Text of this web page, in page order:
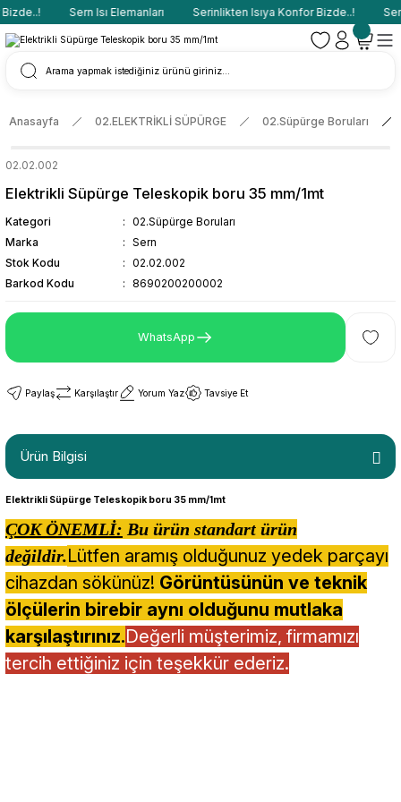
Sern Isı Elemanları Serinlikten Isıya Konfor Bizde..!
Anasayfa 02.ELEKTRİKLİ SÜPÜRGE 02.Süpürge Boruları
02.02.002
Elektrikli Süpürge Teleskopik boru 35 mm/1mt
Kategori
02.Süpürge Boruları
Marka
Sern
Stok Kodu
02.02.002
Barkod Kodu
8690200200002
WhatsApp
Paylaş Karşılaştır Yorum Yaz Tavsiye Et
Ürün Bilgisi
Elektrikli Süpürge Teleskopik boru 35 mm/1mt
ÇOK ÖNEMLİ: Bu ürün standart ürün
değildir.Lütfen aramış olduğunuz yedek parçayı
cihazdan sökünüz! Görüntüsünün ve teknik
ölçülerin birebir aynı olduğunu mutlaka
karşılaştırınız.Değerli müşterimiz, firmamızı
tercih ettiğiniz için teşekkür ederiz.